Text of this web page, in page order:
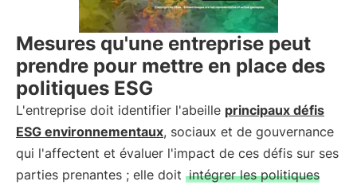
Mesures qu'une entreprise peut
prendre pour mettre en place des
politiques ESG
L'entreprise doit identifier l'abeille principaux défis
ESG environnementaux, sociaux et de gouvernance
qui l'affectent et évaluer l'impact de ces défis sur ses
parties prenantes ; elle doit intégrer les politiques